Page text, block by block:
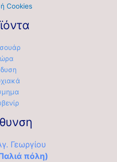
Cookies
Γεωργίου
πόλη)